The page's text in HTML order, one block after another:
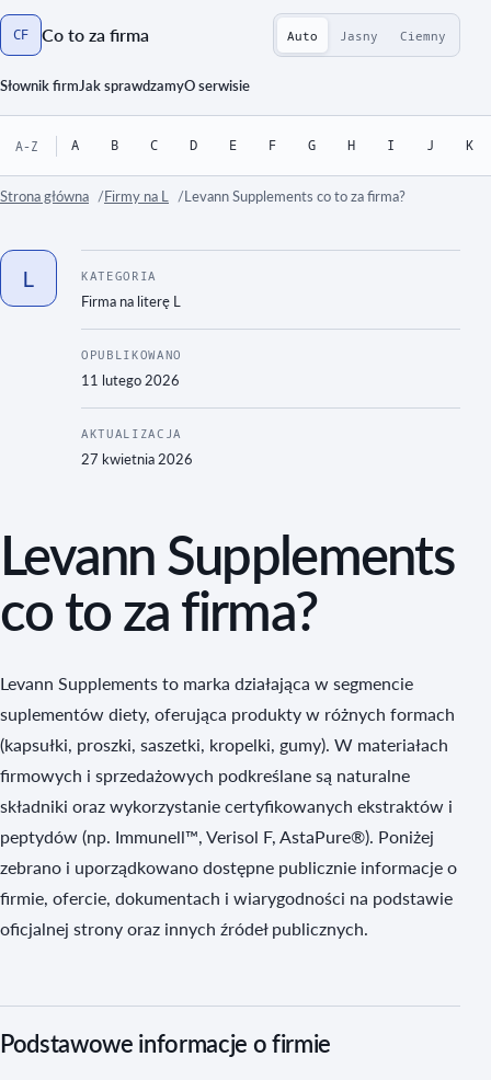
CF Co to za firma
Strona główna
Słownik firmJak sprawdzamyO serwisie
Auto Jasny Ciemny
A-Z A B C D E F G H I J K
Strona główna Firmy na L Levann Supplements co to za firma?
L KATEGORIA
Firma na literę L
OPUBLIKOWANO
11 lutego 2026
AKTUALIZACJA
27 kwietnia 2026
Levann Supplements
co to za firma?
Levann Supplements to marka działająca w segmencie
suplementów diety, oferująca produkty w różnych formach
(kapsułki, proszki, saszetki, kropelki, gumy). W materiałach
firmowych i sprzedażowych podkreślane są naturalne
składniki oraz wykorzystanie certyfikowanych ekstraktów i
peptydów (np. Immunell™, Verisol F, AstaPure®). Poniżej
zebrano i uporządkowano dostępne publicznie informacje o
firmie, ofercie, dokumentach i wiarygodności na podstawie
oficjalnej strony oraz innych źródeł publicznych.
Podstawowe informacje o firmie